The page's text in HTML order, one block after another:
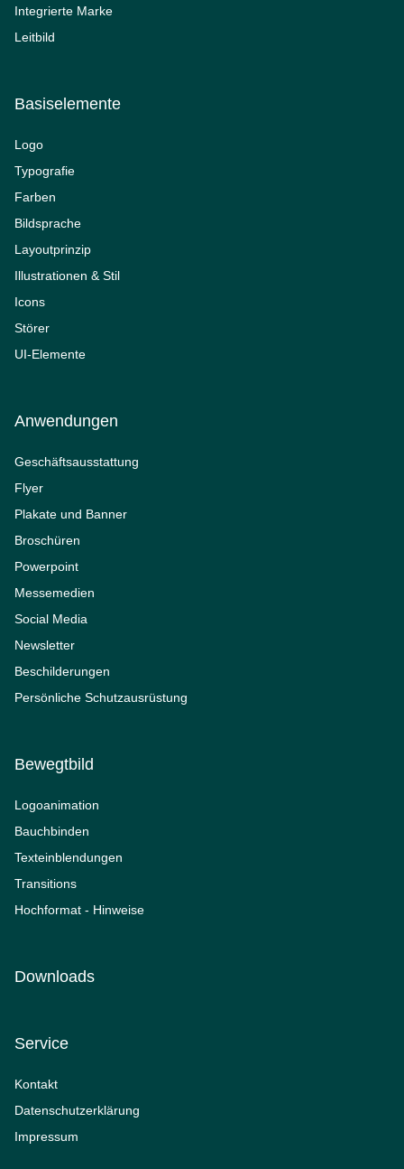
Integrierte Marke
Leitbild
Basiselemente
Logo
Typografie
Farben
Bildsprache
Layoutprinzip
Illustrationen & Stil
Icons
Störer
UI-Elemente
Anwendungen
Geschäftsausstattung
Flyer
Plakate und Banner
Broschüren
Powerpoint
Messemedien
Social Media
Newsletter
Beschilderungen
Persönliche Schutzausrüstung
Bewegtbild
Logoanimation
Bauchbinden
Texteinblendungen
Transitions
Hochformat - Hinweise
Downloads
Service
Kontakt
Datenschutzerklärung
Impressum